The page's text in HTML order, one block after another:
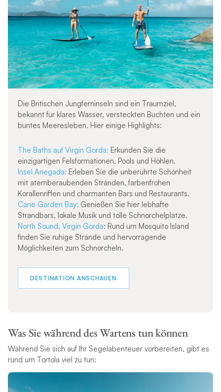
Die Britischen Jungferninseln sind ein Traumziel,
bekannt für klares Wasser, versteckten Buchten und ein
buntes Meeresleben. Hier einige Highlights:
The Baths auf Virgin Gorda: Erkunden Sie die
einzigartigen Felsformationen, Pools und Höhlen.
Insel Anegada: Erleben Sie die unberührte Schönheit
mit atemberaubenden Stränden, farbenfrohen
Korallenriffen und charmanten Bars und Restaurants.
Cane Garden Bay: Genießen Sie hier lebhafte
Strandbars, lokale Musik und tolle Schnorchelplätze.
North Sound, Virgin Gorda: Rund um Mosquito Island
finden Sie ruhige Strände und hervorragende
Möglichkeiten zum Schnorcheln.
DESTINATION ANSCHAUEN
Was Sie während des Wartens tun können
Während Sie sich auf Ihr Segelabenteuer vorbereiten, gibt es
rund um Tortola viel zu tun: